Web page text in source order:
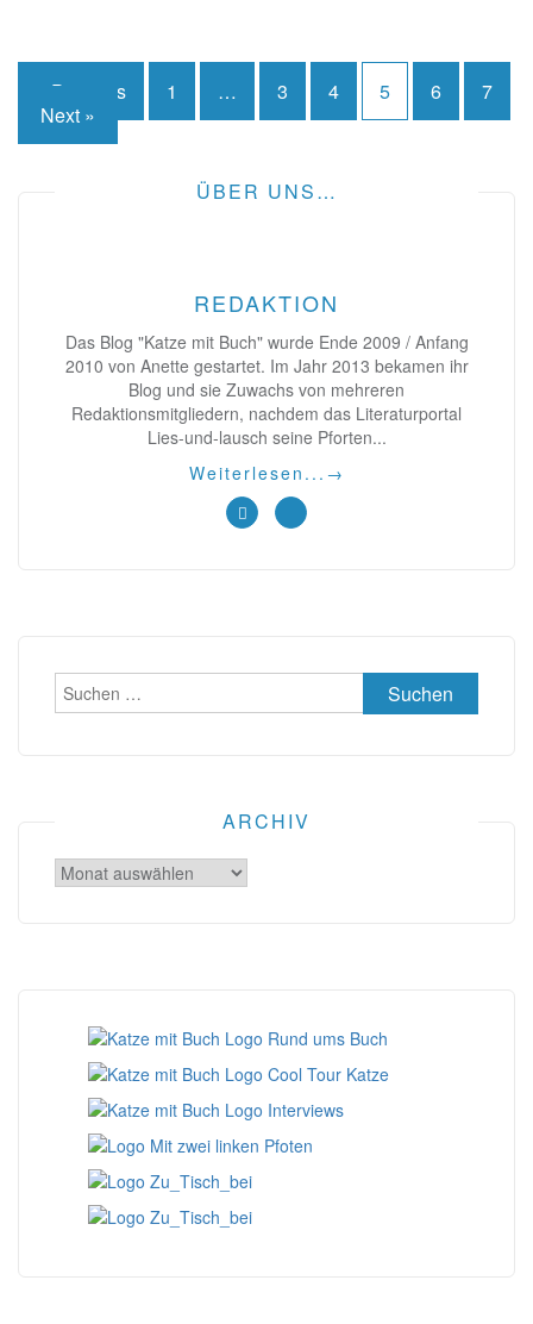
Seitennummerierung
der
« Previous 1 … 3 4 5 6
7
Next »
ÜBER UNS…
REDAKTION
Das Blog "Katze mit Buch" wurde Ende 2009 / Anfang
2010 von Anette gestartet. Im Jahr 2013 bekamen ihr
Blog und sie Zuwachs von mehreren
Redaktionsmitgliedern, nachdem das Literaturportal
Lies-und-lausch seine Pforten...
Weiterlesen... →
Suchen
nach:
ARCHIV
Archiv